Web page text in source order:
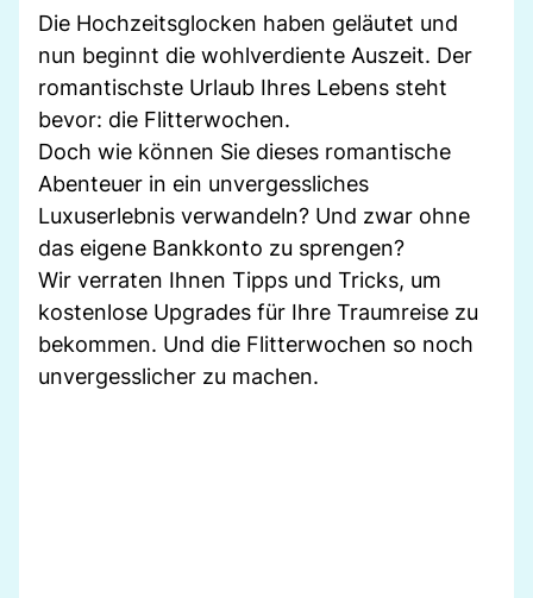
Die Hochzeitsglocken haben geläutet und
nun beginnt die wohlverdiente Auszeit. Der
romantischste Urlaub Ihres Lebens steht
bevor: die Flitterwochen.
Doch wie können Sie dieses romantische
Abenteuer in ein unvergessliches
Luxuserlebnis verwandeln? Und zwar ohne
das eigene Bankkonto zu sprengen?
Wir verraten Ihnen Tipps und Tricks, um
kostenlose Upgrades für Ihre Traumreise zu
bekommen. Und die Flitterwochen so noch
unvergesslicher zu machen.